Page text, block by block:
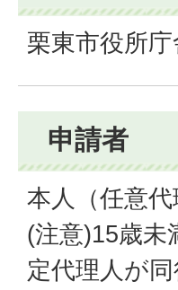
栗東市役所
申請者
本人（任意
(注意)15歳未
定代理人が